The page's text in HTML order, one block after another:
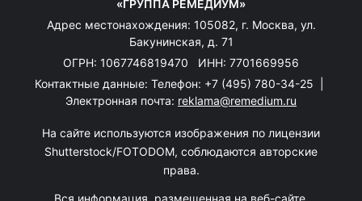
«ГРУППА РЕМЕДИУМ»
Адрес местонахождения: 105082, г. Москва, ул.
Бакунинская, д. 71
ОГРН: 1067746819470 ИНН: 7701669956
Контактные данные: Телефон: +7 (495) 780-34-25
Электронная почта: reklama@remedium.ru
На сайте используются изображения по лицензии
Shutterstock/FOTODOM, соблюдаются авторские
права.